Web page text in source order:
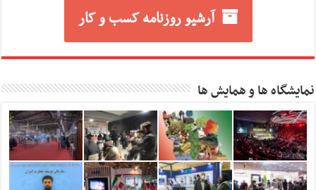
آرشیو روزنامه کسب و کار
نمایشگاه ها و همایش ها